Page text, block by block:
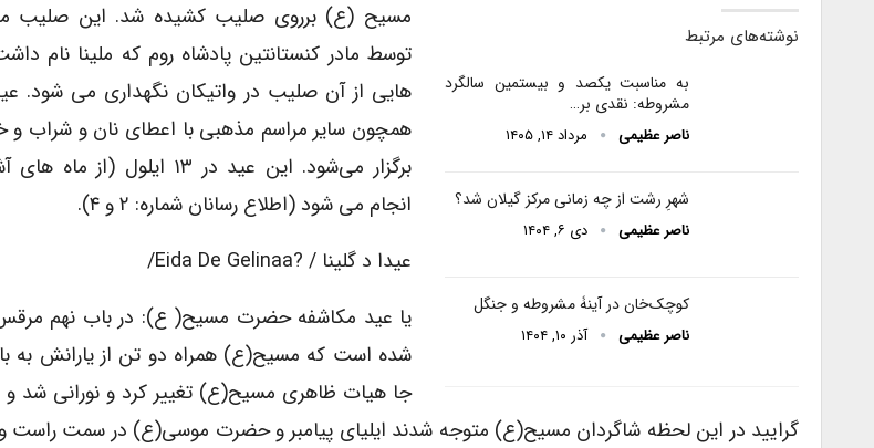
نوشته‌های مرتبط
به مناسبت یکصد و بیستمین سالگرد
مشروطه: نقدی بر…
ناصر عظیمی مرداد ۱۴, ۱۴۰۵
شهرِ رشت از چه زمانی مرکز گیلان شد؟
ناصر عظیمی دی ۶, ۱۴۰۴
کوچک‌خان در آینۀ مشروطه و جنگل
ناصر عظیمی آذر ۱۰, ۱۴۰۴
مسیح (ع) برروی صلیب کشیده شد. این صلیب
توسط مادر کنستانتین پادشاه روم که ملینا نام
هایی از آن صلیب در واتیکان نگهداری می شود.
همچون سایر مراسم مذهبی با اعطای نان و شراب و
برگزار می‌شود. این عید در ۱۳
انجام می شود (اطلاع رسانان شماره: ۲ و ۴).
عیدا د گلینا / ?eida De Gelinaa/
یا عید مکاشفه حضرت مسیح( ع): در باب نهم
شده است که مسیح(ع) همراه دو تن از یارانش به
جا هیات ظاهری مسیح(ع) تغییر کرد و نورانی شد
گرایید در این لحظه شاگردان مسیح(ع) متوجه شدند ایلیای پیامبر و حضرت موسی(ع) در سمت راست